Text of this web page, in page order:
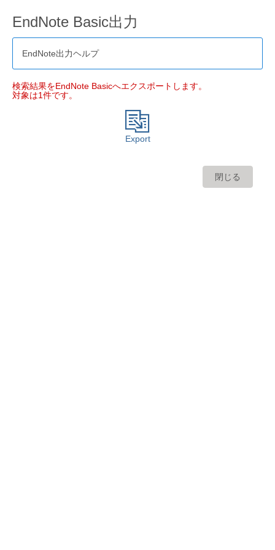
EndNote Basic出力
EndNote出力ヘルプ
検索結果をEndNote Basicへエクスポートします。
対象は1件です。
Export